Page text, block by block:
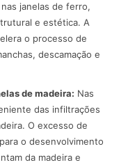
janelas de ferro,
e estética. A
o processo de
descamação e
de madeira: Nas
das infiltrações
O excesso de
o desenvolvimento
da madeira e